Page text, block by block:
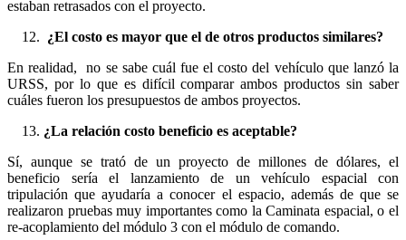
estaban retrasados con el proyecto.
¿El costo es mayor que el de otros productos similares?
En realidad, no se sabe cuál fue el costo del vehículo que lanzó la
URSS, por lo que es difícil comparar ambos productos sin saber
cuáles fueron los presupuestos de ambos proyectos.
¿La relación costo beneficio es aceptable?
Sí, aunque se trató de un proyecto de millones de dólares, el
beneficio sería el lanzamiento de un vehículo espacial con
tripulación que ayudaría a conocer el espacio, además de que se
realizaron pruebas muy importantes como la Caminata espacial, o el
re-acoplamiento del módulo 3 con el módulo de comando.